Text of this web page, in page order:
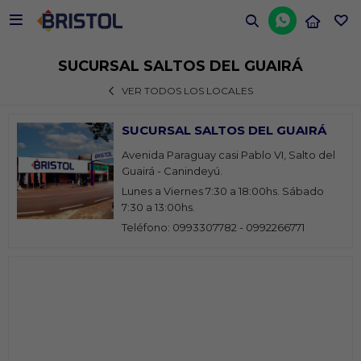


SUCURSAL SALTOS DEL GUAIRÁ
VER TODOS LOS LOCALES
SUCURSAL SALTOS DEL GUAIRÁ
Avenida Paraguay casi Pablo VI, Salto del
Guairá - Canindeyú.
Lunes a Viernes 7:30 a 18:00hs. Sábado
7:30 a 13:00hs.
Teléfono: 0993307782 - 0992266771